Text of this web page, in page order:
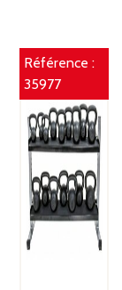
Référence :
35977